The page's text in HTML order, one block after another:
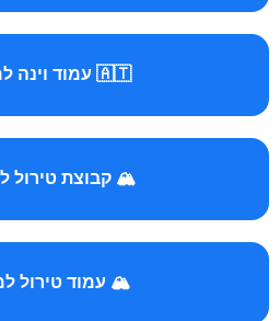
🇦🇹 עמוד וינה למטיילים
🏔️ קבוצת טירול
🏔️ עמוד טירול